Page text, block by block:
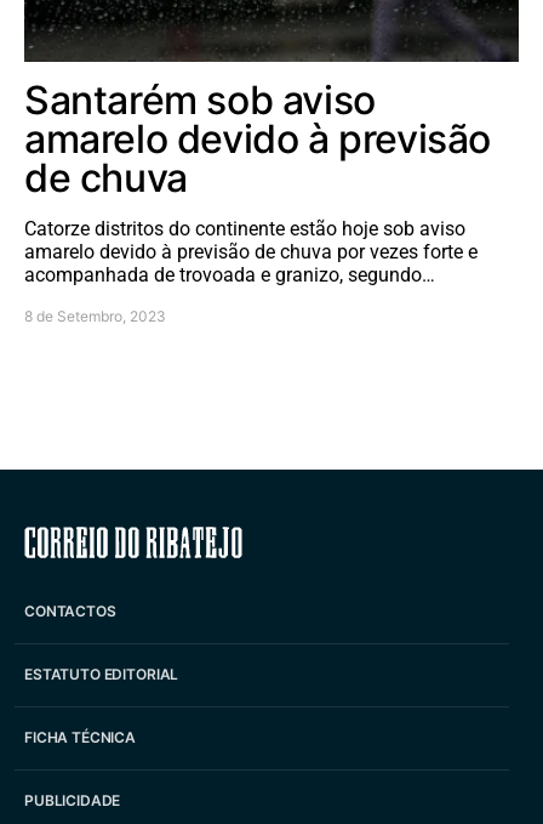
Santarém sob aviso
amarelo devido à previsão
de chuva
Catorze distritos do continente estão hoje sob aviso
amarelo devido à previsão de chuva por vezes forte e
acompanhada de trovoada e granizo, segundo…
8 de Setembro, 2023
Correio do Ribatejo
CONTACTOS
ESTATUTO EDITORIAL
FICHA TÉCNICA
PUBLICIDADE